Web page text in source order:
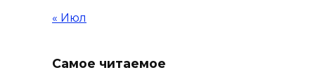
осваивают новые профессии
« Июл
Самое читаемое